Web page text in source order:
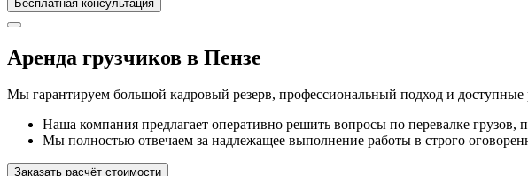
Бесплатная консультация
Аренда грузчиков в Пензе
Мы гарантируем большой кадровый резерв, профессиональный подход и доступные
Наша компания предлагает оперативно решить вопросы по перевалке
Мы полностью отвечаем за надлежащее выполнение работы в строго
Заказать расчёт стоимости